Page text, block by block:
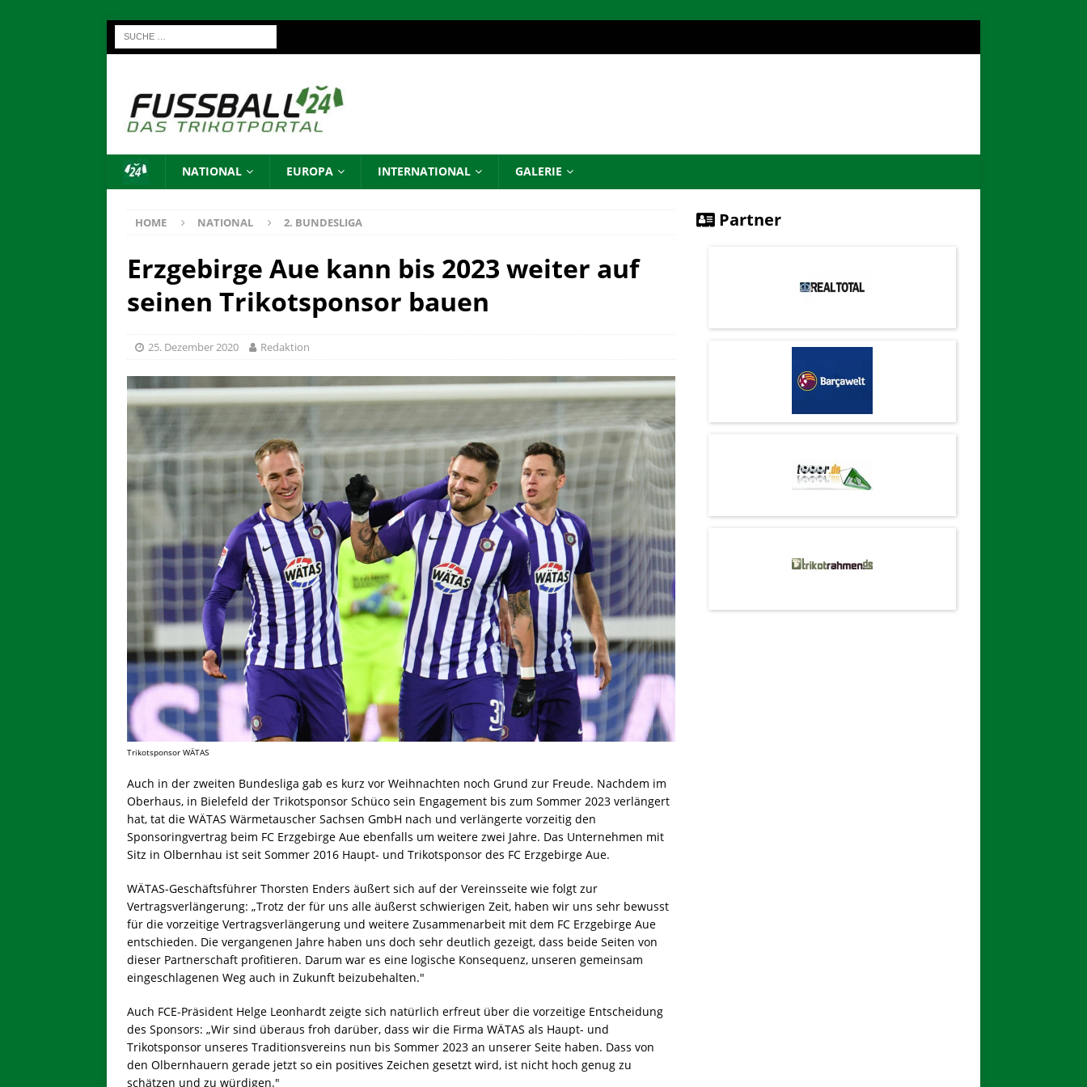
NATIONAL EUROPA INTERNATIONAL GALERIE
HOME NATIONAL 2. BUNDESLIGA
Erzgebirge Aue kann bis 2023 weiter auf
seinen Trikotsponsor bauen
25. Dezember 2020 Redaktion
Trikotsponsor WÄTAS
Auch in der zweiten Bundesliga gab es kurz vor Weihnachten noch Grund zur Freude. Nachdem im
Oberhaus, in Bielefeld der Trikotsponsor Schüco sein Engagement bis zum Sommer 2023 verlängert
hat, tat die WÄTAS Wärmetauscher Sachsen GmbH nach und verlängerte vorzeitig den
Sponsoringvertrag beim FC Erzgebirge Aue ebenfalls um weitere zwei Jahre. Das Unternehmen mit
Sitz in Olbernhau ist seit Sommer 2016 Haupt- und Trikotsponsor des FC Erzgebirge Aue.
WÄTAS-Geschäftsführer Thorsten Enders äußert sich auf der Vereinsseite wie folgt zur
Vertragsverlängerung: „Trotz der für uns alle äußerst schwierigen Zeit, haben wir uns sehr bewusst
für die vorzeitige Vertragsverlängerung und weitere Zusammenarbeit mit dem FC Erzgebirge Aue
entschieden. Die vergangenen Jahre haben uns doch sehr deutlich gezeigt, dass beide Seiten von
dieser Partnerschaft profitieren. Darum war es eine logische Konsequenz, unseren gemeinsam
eingeschlagenen Weg auch in Zukunft beizubehalten."
Auch FCE-Präsident Helge Leonhardt zeigte sich natürlich erfreut über die vorzeitige Entscheidung
des Sponsors: „Wir sind überaus froh darüber, dass wir die Firma WÄTAS als Haupt- und
Trikotsponsor unseres Traditionsvereins nun bis Sommer 2023 an unserer Seite haben. Dass von
den Olbernhauern gerade jetzt so ein positives Zeichen gesetzt wird, ist nicht hoch genug zu
schätzen und zu würdigen."
Partner